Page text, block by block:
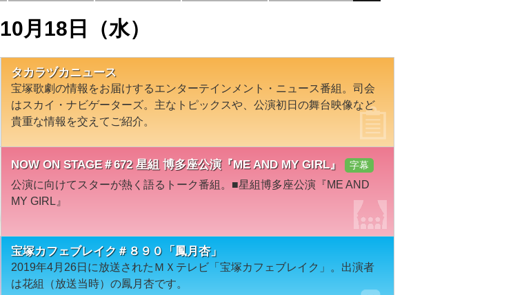
10月18日（水）
タカラヅカニュース
宝塚歌劇の情報をお届けするエンターテインメント・ニュース番組。司会
はスカイ・ナビゲーターズ。主なトピックスや、公演初日の舞台映像など
貴重な情報を交えてご紹介。
NOW ON STAGE＃672 星組 博多座公演『ME AND MY GIRL』 字幕
公演に向けてスターが熱く語るトーク番組。■星組博多座公演『ME AND
MY GIRL』
宝塚カフェブレイク＃８９０「鳳月杏」
2019年4月26日に放送されたＭＸテレビ「宝塚カフェブレイク」。出演者
は花組（放送当時）の鳳月杏です。